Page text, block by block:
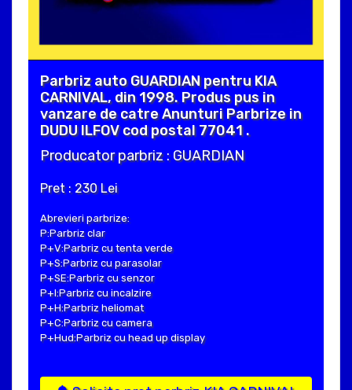
Parbriz auto GUARDIAN pentru KIA
CARNIVAL, din 1998. Produs pus in
vanzare de catre Anunturi Parbrize in
DUDU ILFOV cod postal 77041 .
Producator parbriz : GUARDIAN
Pret : 230 Lei
Abrevieri parbrize:
P:Parbriz clar
P+V:Parbriz cu tenta verde
P+S:Parbriz cu parasolar
P+SE:Parbriz cu senzor
P+I:Parbriz cu incalzire
P+H:Parbriz heliomat
P+C:Parbriz cu camera
P+Hud:Parbriz cu head up display